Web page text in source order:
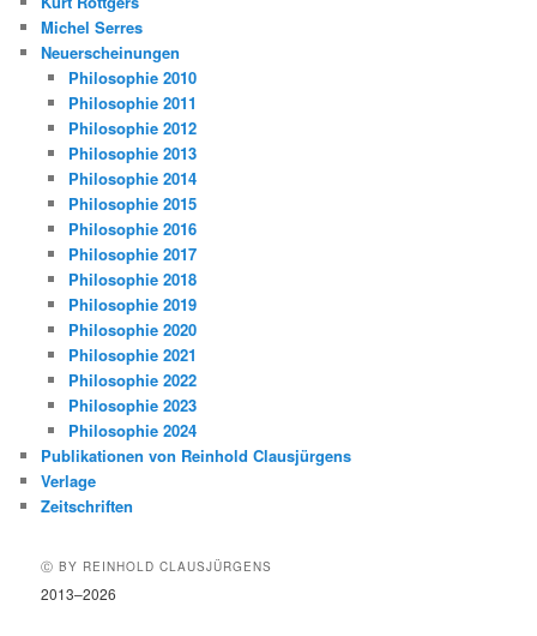
Michel Serres
Neuerscheinungen
Philosophie 2010
Philosophie 2011
Philosophie 2012
Philosophie 2013
Philosophie 2014
Philosophie 2015
Philosophie 2016
Philosophie 2017
Philosophie 2018
Philosophie 2019
Philosophie 2020
Philosophie 2021
Philosophie 2022
Philosophie 2023
Philosophie 2024
Publikationen von Reinhold Clausjürgens
Verlage
Zeitschriften
Ⓒ BY REINHOLD CLAUSJÜRGENS
2013–2026